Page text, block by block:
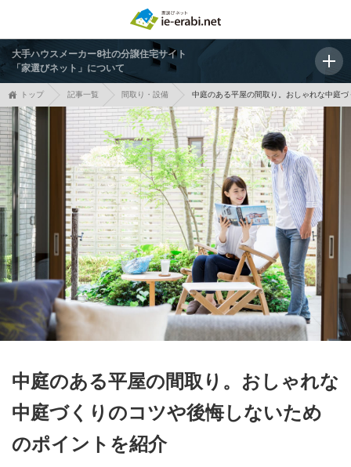
大手ハウスメーカー8社の分譲住宅サイト
「家選びネット」について
トップ 記事一覧 間取り・設備 中庭のある平屋の間取り。おしゃれな中庭
中庭のある平屋の間取り。おしゃれな
中庭づくりのコツや後悔しないため
のポイントを紹介